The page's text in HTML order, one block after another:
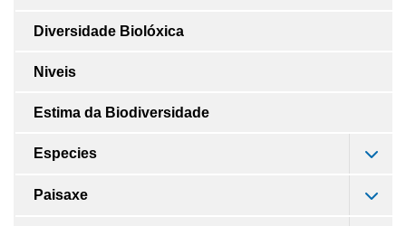
Diversidade Biolóxica
Niveis
Estima da Biodiversidade
Especies
Paisaxe